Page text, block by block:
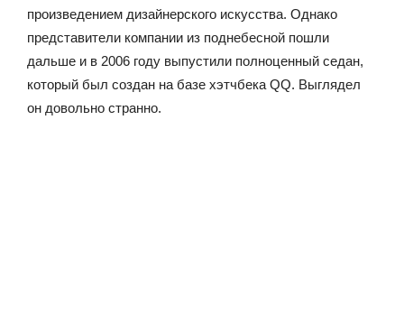
произведением дизайнерского искусства. Однако
представители компании из поднебесной пошли
дальше и в 2006 году выпустили полноценный седан,
который был создан на базе хэтчбека QQ. Выглядел
он довольно странно.